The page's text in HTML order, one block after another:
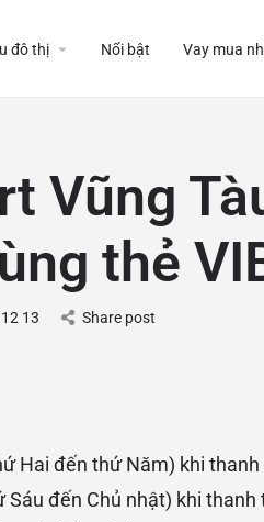
đô thị Nổi bật Vay mua
Vũng
thẻ
13 Share post
Hai đến thứ Năm) khi
đến Chủ nhật) khi thanh